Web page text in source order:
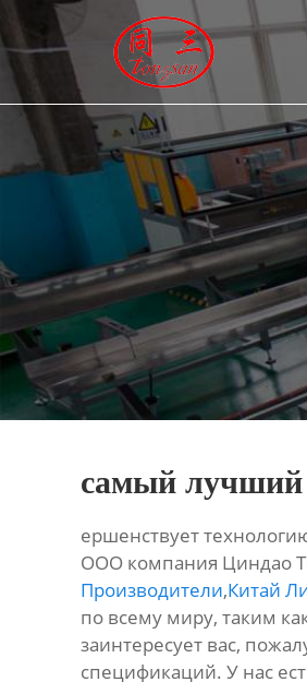
ГЛАВНАЯ
ПРОДУКЦИЯ
НОВОСТИ
самый лучший
ершенствует
ООО компания Циндао
Производители,Китай
по всему миру, таким
заинтересует вас,
спецификаций. У нас